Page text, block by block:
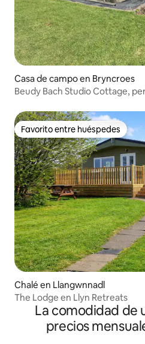
Casa de campo en Bryncroes
Beudy Bach Studio Cottage,
Favorito entre huéspedes
Favorito entre huéspedes
Chalé en Llangwnnadl
The Lodge en Llyn Retreats
La comodidad de
precios